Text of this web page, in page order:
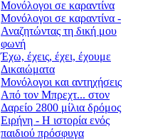
Μονόλογοι σε καραντίνα
Μονόλογοι σε καραντίνα -
Αναζητώντας τη δική μου
φωνή
Έχω, έχεις, έχει, έχουμε
Δικαιώματα
Μονόλογοι και αντηχήσεις
Από τον Μπρεχτ... στον
Δαρείο 2800 μίλια δρόμος
Ειρήνη - Η ιστορία ενός
παιδιού πρόσφυγα